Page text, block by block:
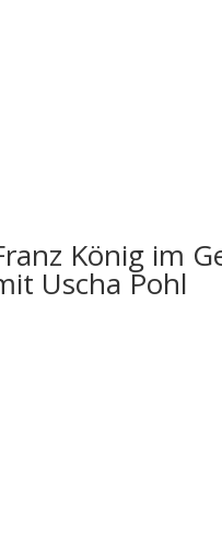
König im
Uscha Pohl